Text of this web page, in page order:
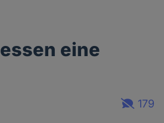
eine
179